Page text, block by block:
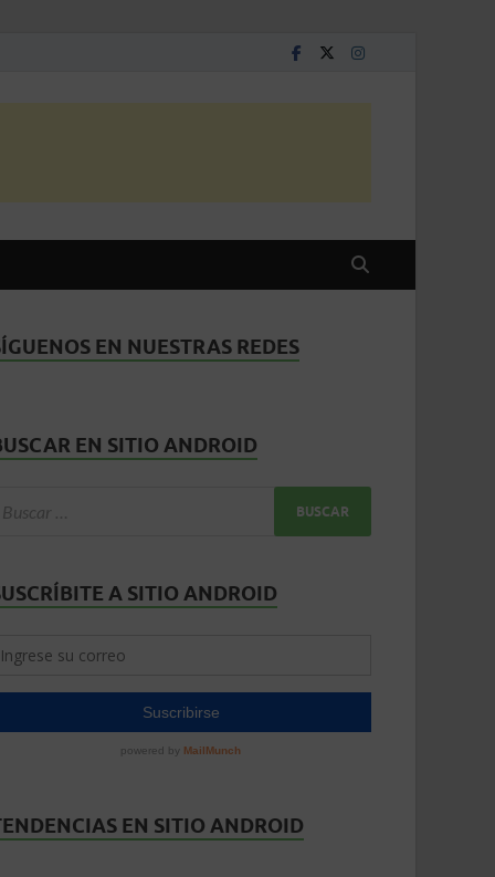
EN NUESTRAS REDES
EN SITIO ANDROID
A SITIO ANDROID
EN SITIO ANDROID